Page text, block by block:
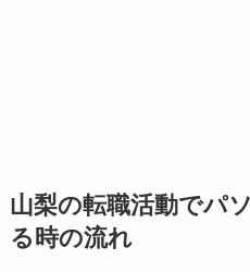
山梨の転職活動でパ
る時の流れ